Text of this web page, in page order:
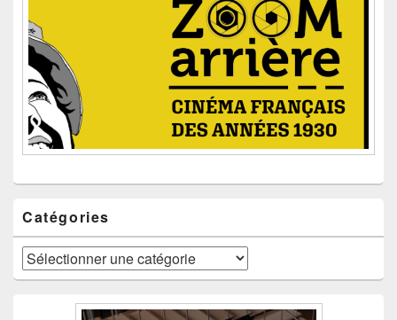
Catégories
Catégories